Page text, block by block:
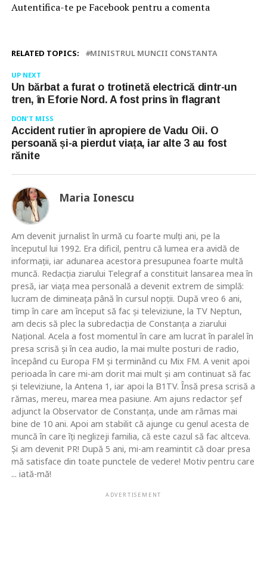
Autentifica-te pe Facebook pentru a comenta
RELATED TOPICS: MINISTRUL MUNCII CONSTANTA
UP NEXT
Un bărbat a furat o trotinetă electrică dintr-un
tren, în Eforie Nord. A fost prins în flagrant
DON'T MISS
Accident rutier în apropiere de Vadu Oii. O
persoană și-a pierdut viața, iar alte 3 au fost
rănite
Maria Ionescu
Am devenit jurnalist în urmă cu foarte mulţi ani, pe la
începutul lui 1992. Era dificil, pentru că lumea era avidă de
informaţii, iar adunarea acestora presupunea foarte multă
muncă. Redacţia ziarului Telegraf a constituit lansarea mea în
presă, iar viaţa mea personală a devenit extrem de simplă:
lucram de dimineaţa până în cursul nopţii. După vreo 6 ani,
timp în care am început să fac şi televiziune, la TV Neptun,
am decis să plec la subredacţia de Constanţa a ziarului
Naţional. Acela a fost momentul în care am lucrat în paralel în
presa scrisă şi în cea audio, la mai multe posturi de radio,
începând cu Europa FM şi terminând cu Mix FM. A venit apoi
perioada în care mi-am dorit mai mult şi am continuat să fac
şi televiziune, la Antena 1, iar apoi la B1TV. Însă presa scrisă a
rămas, mereu, marea mea pasiune. Am ajuns redactor şef
adjunct la Observator de Constanţa, unde am rămas mai
bine de 10 ani. Apoi am stabilit că ajunge cu genul acesta de
muncă în care îţi neglizeji familia, că este cazul să fac altceva.
Şi am devenit PR! După 5 ani, mi-am reamintit că doar presa
mă satisface din toate punctele de vedere! Motiv pentru care
... iată-mă!
ADVERTISEMENT